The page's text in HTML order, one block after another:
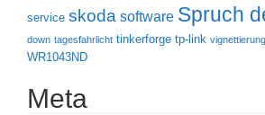
service skoda software Spruch
down tagesfahrlicht tinkerforge tp-link vignettierung
WR1043ND
Meta